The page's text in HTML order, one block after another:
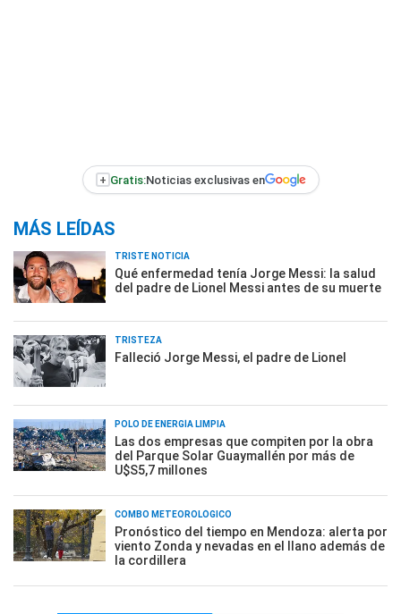
+ Gratis:Noticias exclusivas en
MÁS LEÍDAS
TRISTE NOTICIA
Qué enfermedad tenía Jorge Messi: la salud
del padre de Lionel Messi antes de su muerte
TRISTEZA
Falleció Jorge Messi, el padre de Lionel
POLO DE ENERGÍA LIMPIA
Las dos empresas que compiten por la obra
del Parque Solar Guaymallén por más de
U$S5,7 millones
COMBO METEOROLÓGICO
Pronóstico del tiempo en Mendoza: alerta por
viento Zonda y nevadas en el llano además de
la cordillera